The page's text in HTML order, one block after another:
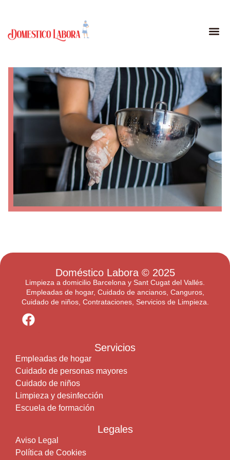
Doméstico Labora© 2025
Limpieza a domicilio Barcelona y Sant Cugat del Vallés.
Empleadas de hogar, Cuidado de ancianos, Canguros,
Cuidado de niños, Contrataciones, Servicios de Limpieza.
Servicios
Empleadas de hogar
Cuidado de personas mayores
Cuidado de niños
Limpieza y desinfección
Escuela de formación
Legales
Aviso Legal
Política de Cookies